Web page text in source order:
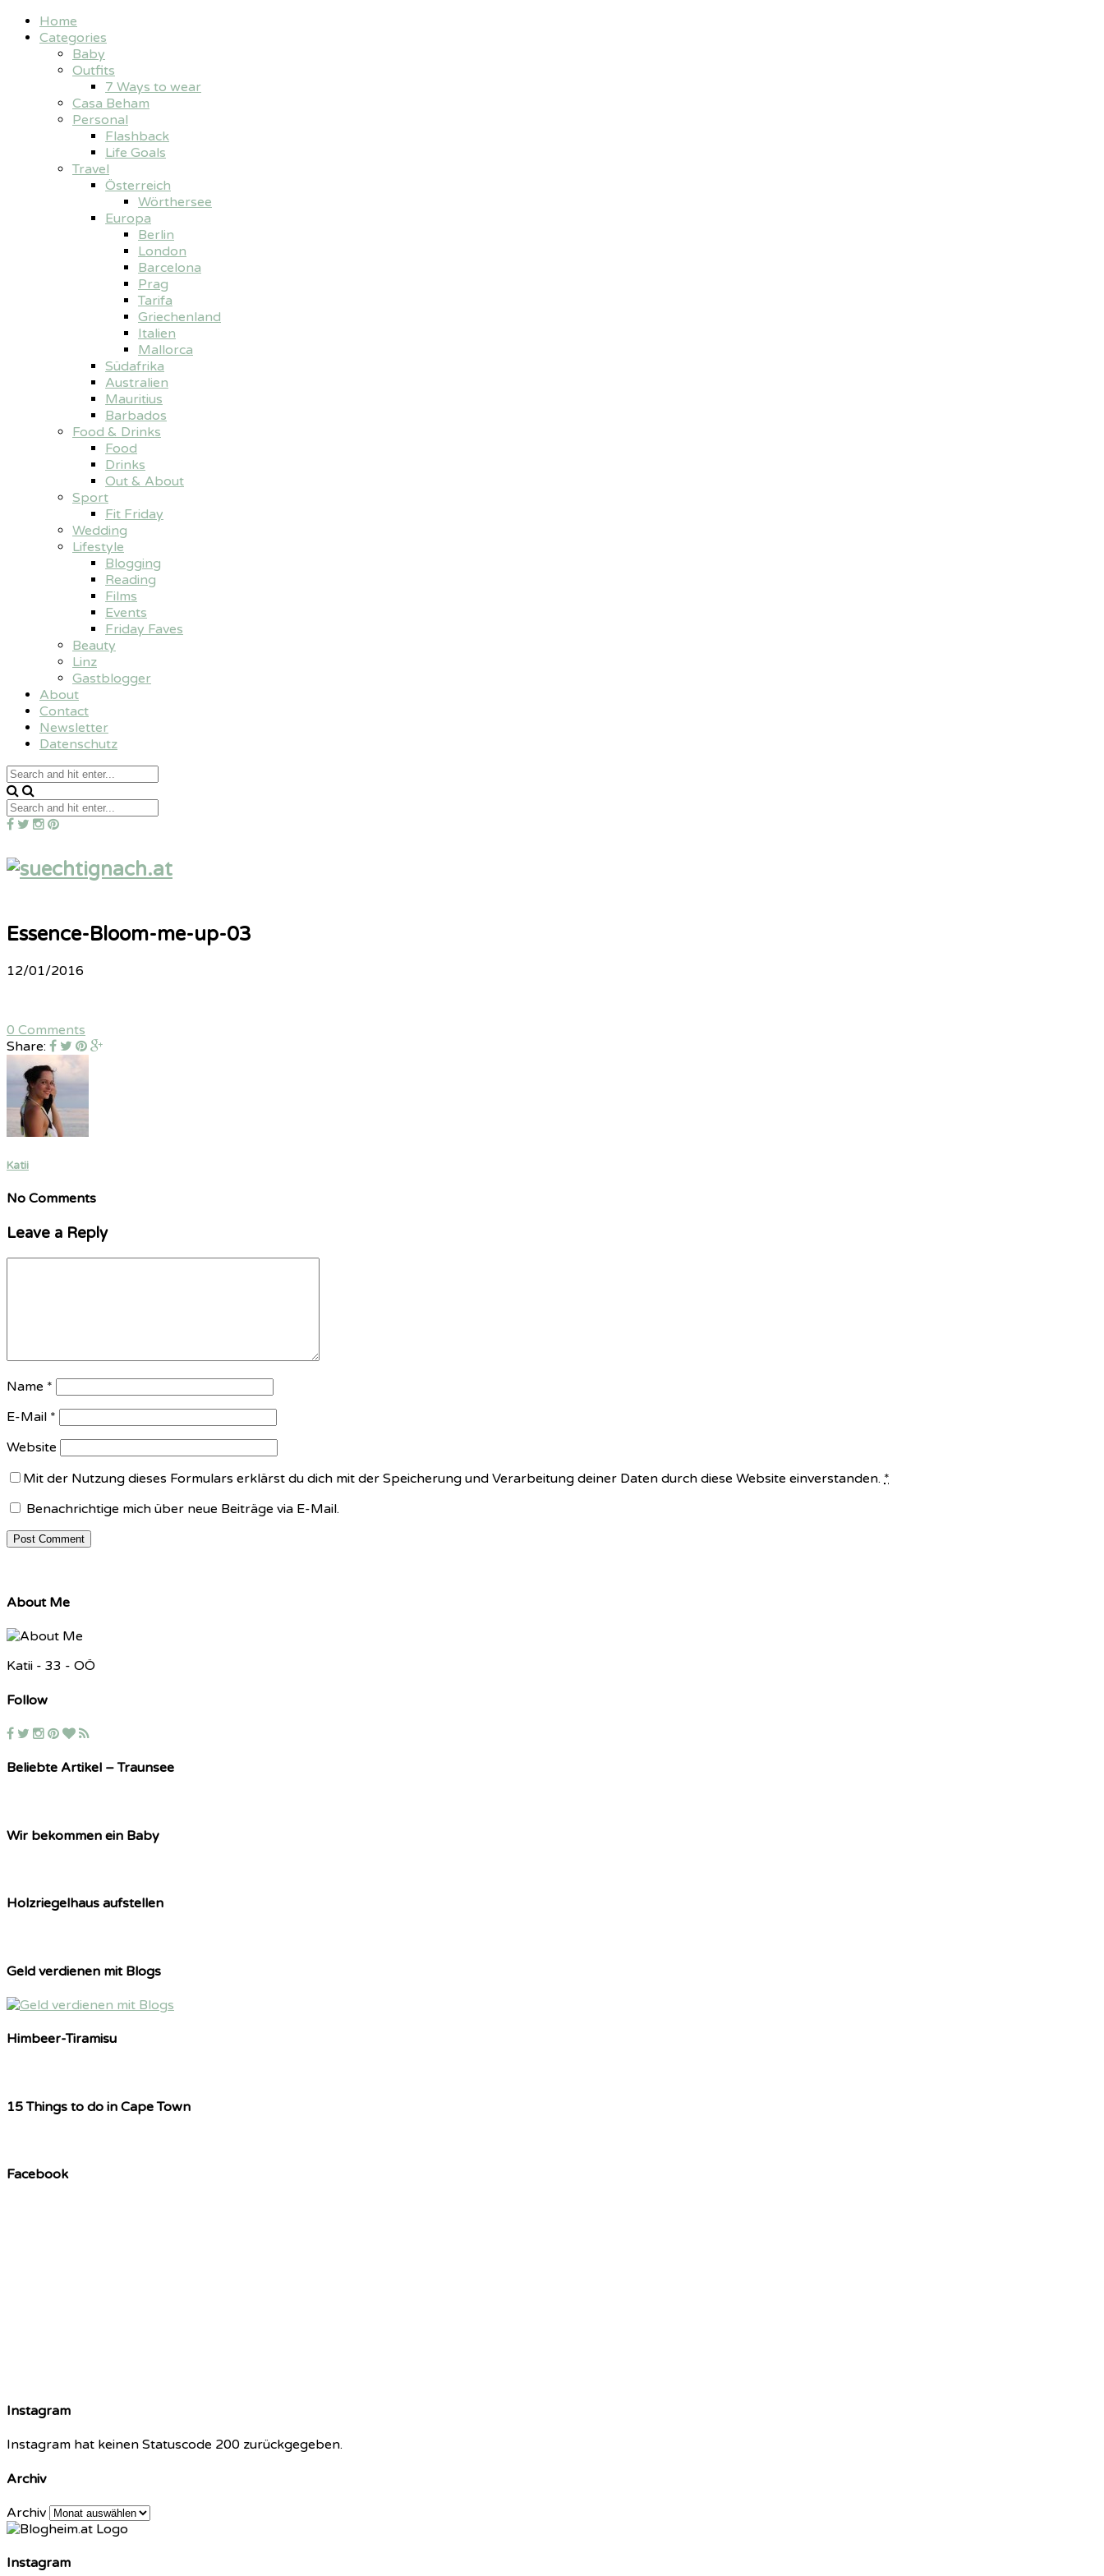
Home
Categories
Baby
Outfits
7 Ways to wear
Casa Beham
Personal
Flashback
Life Goals
Travel
Österreich
Wörthersee
Europa
Berlin
London
Barcelona
Prag
Tarifa
Griechenland
Italien
Mallorca
Südafrika
Australien
Mauritius
Barbados
Food & Drinks
Food
Drinks
Out & About
Sport
Fit Friday
Wedding
Lifestyle
Blogging
Reading
Films
Events
Friday Faves
Beauty
Linz
Gastblogger
About
Contact
Newsletter
Datenschutz
Essence-Bloom-me-up-03
12/01/2016
0 Comments
Share:
Katii
No Comments
Leave a Reply
Name *
E-Mail *
Website
Mit der Nutzung dieses Formulars erklärst du dich mit der Speicherung und Verarbeitung deiner Daten durch diese Website einverstanden. *
Benachrichtige mich über neue Beiträge via E-Mail.
About Me
Katii - 33 - OÖ
Follow
Beliebte Artikel – Traunsee
Wir bekommen ein Baby
Holzriegelhaus aufstellen
Geld verdienen mit Blogs
Himbeer-Tiramisu
15 Things to do in Cape Town
Facebook
Instagram
Instagram hat keinen Statuscode 200 zurückgegeben.
Archiv
Archiv
Instagram